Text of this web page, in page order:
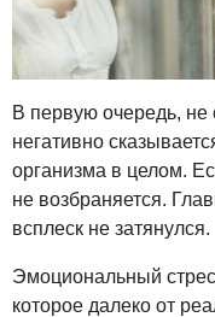
В первую очередь, не
негативно
организма в целом.
не возбраняется.
всплеск не затянулся.
Эмоциональный
которое далеко от